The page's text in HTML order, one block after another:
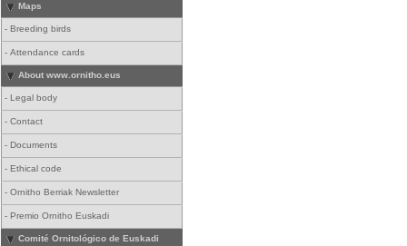
Maps
- Breeding birds
- Attendance cards
About www.ornitho.eus
- Legal body
- Contact
- Documents
- Ethical code
- Ornitho Berriak Newsletter
- Premio Ornitho Euskadi
Comité Ornitológico de Euskadi